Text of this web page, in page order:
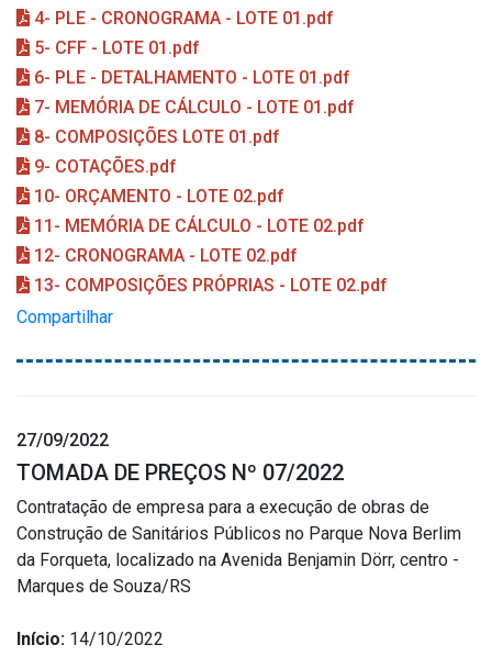
4- PLE - CRONOGRAMA - LOTE 01.pdf
5- CFF - LOTE 01.pdf
6- PLE - DETALHAMENTO - LOTE 01.pdf
7- MEMÓRIA DE CÁLCULO - LOTE 01.pdf
8- COMPOSIÇÕES LOTE 01.pdf
9- COTAÇÕES.pdf
10- ORÇAMENTO - LOTE 02.pdf
11- MEMÓRIA DE CÁLCULO - LOTE 02.pdf
12- CRONOGRAMA - LOTE 02.pdf
13- COMPOSIÇÕES PRÓPRIAS - LOTE 02.pdf
Compartilhar
27/09/2022
TOMADA DE PREÇOS Nº 07/2022
Contratação de empresa para a execução de obras de
Construção de Sanitários Públicos no Parque Nova Berlim
da Forqueta, localizado na Avenida Benjamin Dörr, centro -
Marques de Souza/RS
Início: 14/10/2022